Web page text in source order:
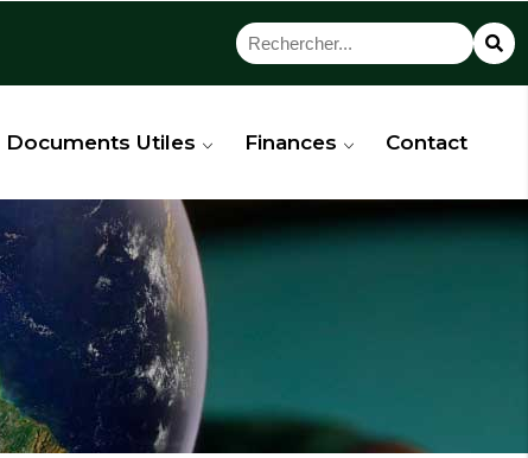
Documents Utiles Finances Contact